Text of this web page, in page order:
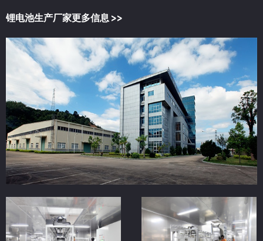
锂电池生产厂家更多信息 >>